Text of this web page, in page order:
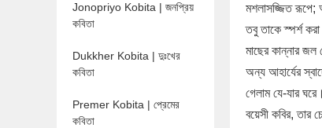
Jonopriyo Kobita | জনপ্রিয়
কবিতা
Dukkher Kobita | দুঃখের
কবিতা
Premer Kobita | প্রেমের
কবিতা
মশলাসজ্জিত রূপে;
তবু তাকে স্পর্শ
মাছের কান্নার জল
অন্য আহার্যের
গেলাম যে-যার
বয়েসী কবির, তার